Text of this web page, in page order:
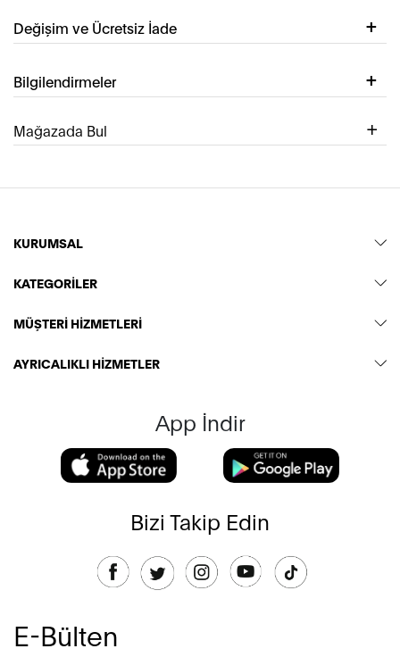
Değişim ve Ücretsiz İade
Bilgilendirmeler
Mağazada Bul
KURUMSAL
KATEGORİLER
MÜŞTERİ HİZMETLERİ
AYRICALIKLI HİZMETLER
App İndir
Bizi Takip Edin
E-Bülten